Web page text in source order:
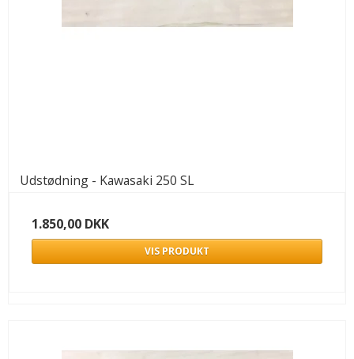
Udstødning - Kawasaki 250 SL
1.850,00 DKK
VIS PRODUKT